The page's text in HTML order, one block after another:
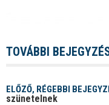
TOVÁBBI
ELŐZŐ, RÉGEBBI
szünetelnek